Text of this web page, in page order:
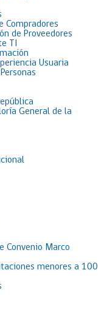
Compradores
de Proveedores
TI
Usuaria
General de la
Convenio Marco
menores a 100